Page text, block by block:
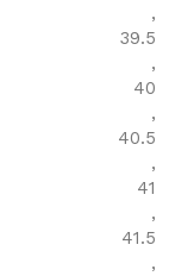
,
39.5
,
40
,
40.5
,
41
,
41.5
,